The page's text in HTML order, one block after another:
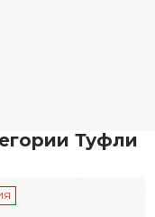
Туфли